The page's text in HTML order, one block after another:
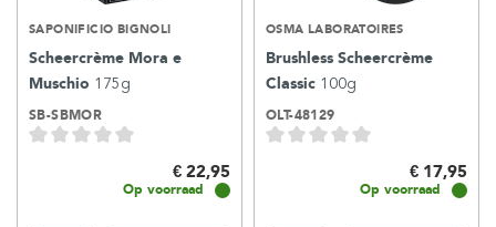
SAPONIFICIO BIGNOLI
Scheercrème Mora e
Muschio 175g
SB-SBMOR
€ 22,95
Op voorraad
OSMA LABORATOIRES
Brushless Scheercrème
Classic 100g
OLT-48129
€ 17,95
Op voorraad